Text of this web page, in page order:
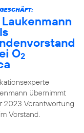
O2
übernimmt
2023 Verantwortung
Vorstand.